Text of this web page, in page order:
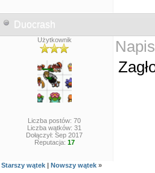
Duocrash
Użytkownik
Liczba postów: 70
Liczba wątków: 31
Dołączył: Sep 2017
Reputacja: 17
Starszy wątek | Nowszy wątek »